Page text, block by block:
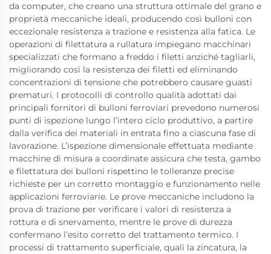
da computer, che creano una struttura ottimale del grano e
proprietà meccaniche ideali, producendo così bulloni con
eccezionale resistenza a trazione e resistenza alla fatica. Le
operazioni di filettatura a rullatura impiegano macchinari
specializzati che formano a freddo i filetti anziché tagliarli,
migliorando così la resistenza dei filetti ed eliminando
concentrazioni di tensione che potrebbero causare guasti
prematuri. I protocolli di controllo qualità adottati dai
principali fornitori di bulloni ferroviari prevedono numerosi
punti di ispezione lungo l’intero ciclo produttivo, a partire
dalla verifica dei materiali in entrata fino a ciascuna fase di
lavorazione. L’ispezione dimensionale effettuata mediante
macchine di misura a coordinate assicura che testa, gambo
e filettatura dei bulloni rispettino le tolleranze precise
richieste per un corretto montaggio e funzionamento nelle
applicazioni ferroviarie. Le prove meccaniche includono la
prova di trazione per verificare i valori di resistenza a
rottura e di snervamento, mentre le prove di durezza
confermano l’esito corretto del trattamento termico. I
processi di trattamento superficiale, quali la zincatura, la